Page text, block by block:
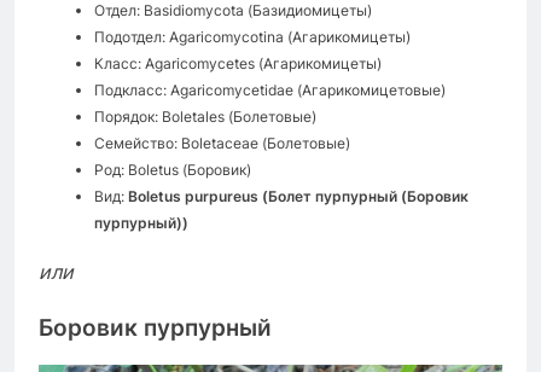
Отдел: Basidiomycota (Базидиомицеты)
Подотдел: Agaricomycotina (Агарикомицеты)
Класс: Agaricomycetes (Агарикомицеты)
Подкласс: Agaricomycetidae (Агарикомицетовые)
Порядок: Boletales (Болетовые)
Семейство: Boletaceae (Болетовые)
Род: Boletus (Боровик)
Вид: Boletus purpureus (Болет пурпурный (Боровик
пурпурный))
или
Боровик пурпурный